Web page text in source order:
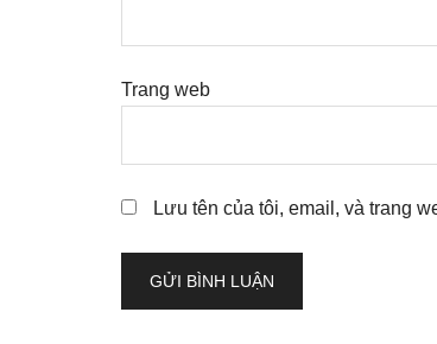
Trang web
Lưu tên của tôi, email, và trang